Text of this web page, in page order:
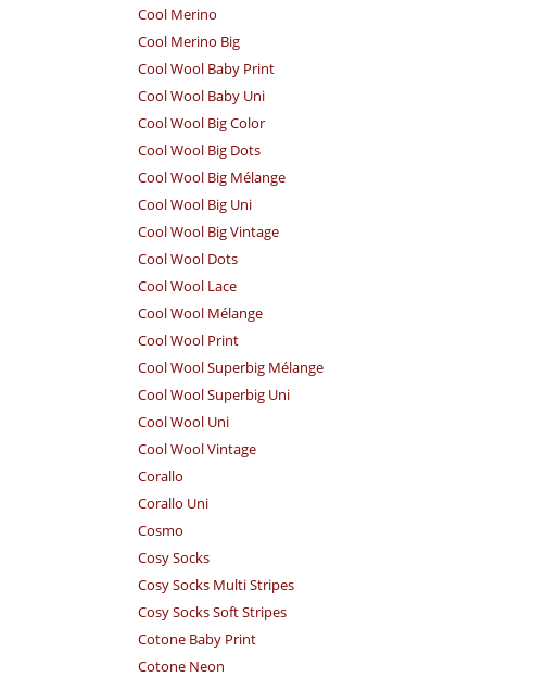
Cool Merino
Cool Merino Big
Cool Wool Baby Print
Cool Wool Baby Uni
Cool Wool Big Color
Cool Wool Big Dots
Cool Wool Big Mélange
Cool Wool Big Uni
Cool Wool Big Vintage
Cool Wool Dots
Cool Wool Lace
Cool Wool Mélange
Cool Wool Print
Cool Wool Superbig Mélange
Cool Wool Superbig Uni
Cool Wool Uni
Cool Wool Vintage
Corallo
Corallo Uni
Cosmo
Cosy Socks
Cosy Socks Multi Stripes
Cosy Socks Soft Stripes
Cotone Baby Print
Cotone Neon